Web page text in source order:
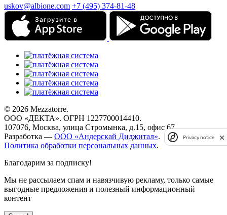
uskov@albione.com +7 (495) 374-81-48
© 2026 Mezzatorre.
ООО «ДЕКТА». ОГРН 1227700014410.
107076, Москва, улица Стромынка, д.15, офис 67.
Разработка — ООО «Андерскай Диджитал».
Политика обработки персональных данных.
Благодарим за подписку!
Мы не рассылаем спам и навязчивую рекламу, только самые
выгодные предложения и полезный информационный
контент
Privacy notice